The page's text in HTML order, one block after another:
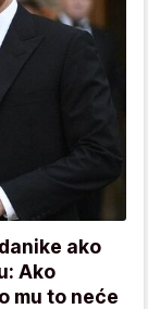
ako
Ako
mu to neće